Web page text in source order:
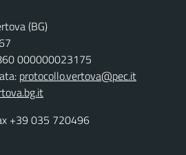
(BG)
000000023175
protocollo.vertova@pec.it
+39 035 720496